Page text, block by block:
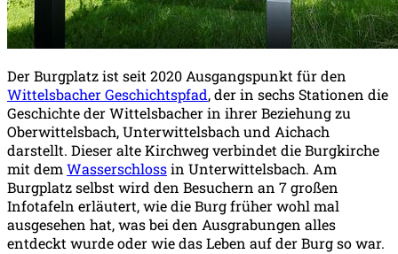
Der Burgplatz ist seit 2020 Ausgangspunkt für den
Wittelsbacher Geschichtspfad, der in sechs Stationen die
Geschichte der Wittelsbacher in ihrer Beziehung zu
Oberwittelsbach, Unterwittelsbach und Aichach
darstellt. Dieser alte Kirchweg verbindet die Burgkirche
mit demWasserschlossin Unterwittelsbach. Am
Burgplatz selbst wird den Besuchern an 7 großen
Infotafeln erläutert, wie die Burg früher wohl mal
ausgesehen hat, was bei den Ausgrabungen alles
entdeckt wurde oder wie das Leben auf der Burg so war.